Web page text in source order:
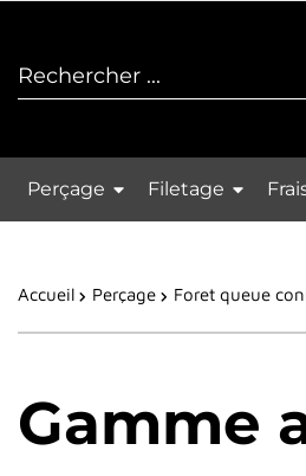
Perçage Filetage
Accueil Perçage Foret queue
Gamme